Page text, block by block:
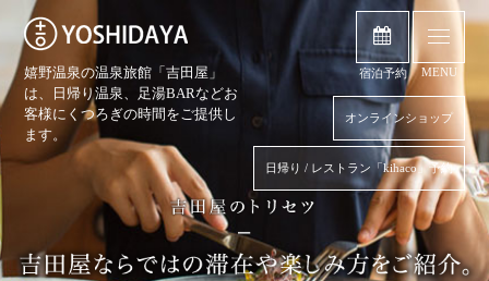
嬉野温泉の温泉旅館「吉田屋」
は、日帰り温泉、 足湯BARなどお
客様にくつろぎの時間をご提供し
ます。
オンラインショップ
日帰り / レストラン「kihaco」予約
宿泊予約 MENU